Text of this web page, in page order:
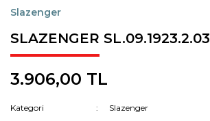
Slazenger
SLAZENGER SL.09.1923.2.03
3.906,00 TL
Kategori
Slazenger